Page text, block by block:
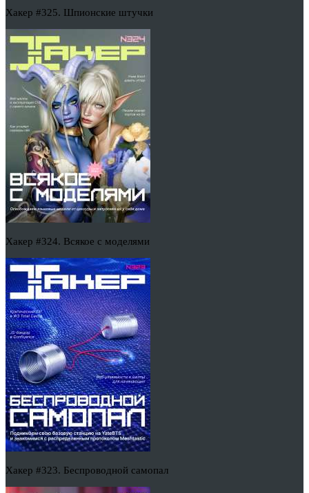
Хакер #325. Шпионские штучки
Хакер #324. Всякое с моделями
Хакер #323. Беспроводной самопал